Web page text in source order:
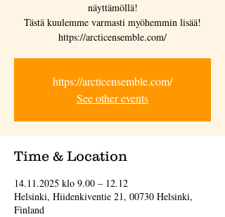
näyttämöllä!
Tästä kuulemme varmasti myöhemmin lisää!
https://arcticensemble.com/
https://arcticensemble.com/
See other events
Time & Location
14.11.2025 klo 9.00 – 12.12
Helsinki, Hiidenkiventie 21, 00730 Helsinki,
Finland